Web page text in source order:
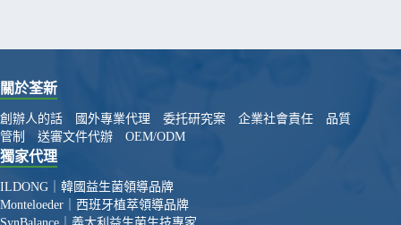
關於荃新
創辦人的話 國外專業代理 委托研究案 企業社會責任
品質
管制
送審文件代辦 OEM/ODM
獨家代理
ILDONG｜韓國益生菌領導品牌
Monteloeder｜西班牙植萃領導品牌